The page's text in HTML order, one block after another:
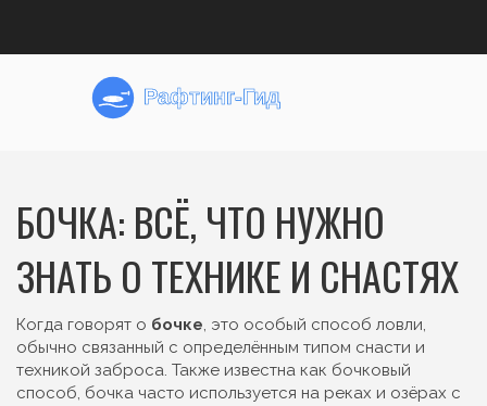
БОЧКА: ВСЁ, ЧТО НУЖНО
ЗНАТЬ О ТЕХНИКЕ И СНАСТЯХ
Когда говорят о бочке, это особый способ ловли,
обычно связанный с определённым типом снасти и
техникой заброса. Также известна как бочковый
способ, бочка часто используется на реках и озёрах с